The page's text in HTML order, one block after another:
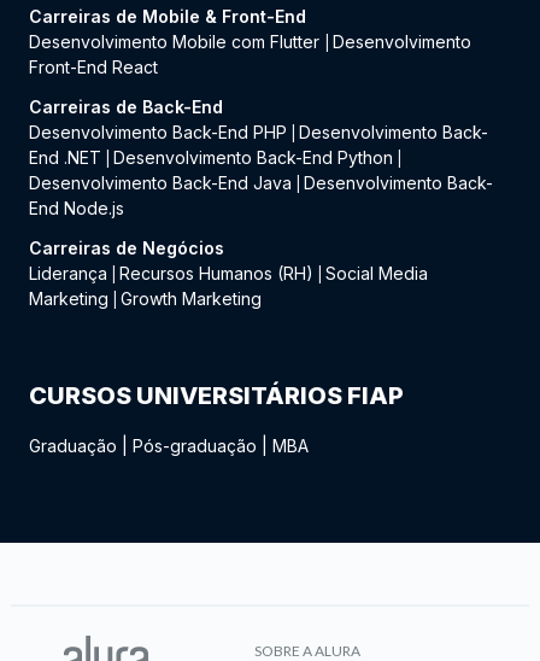
Carreiras de Mobile & Front-End
Desenvolvimento Mobile com Flutter
Desenvolvimento
Front-End React
Carreiras de Back-End
Desenvolvimento Back-End PHP
Desenvolvimento Back-
End .NET
Desenvolvimento Back-End Python
Desenvolvimento Back-End Java
Desenvolvimento Back-
End Node.js
Carreiras de Negócios
Liderança
Recursos Humanos (RH)
Social Media
Marketing
Growth Marketing
CURSOS UNIVERSITÁRIOS FIAP
Graduação Pós-graduação MBA
SOBRE A ALURA